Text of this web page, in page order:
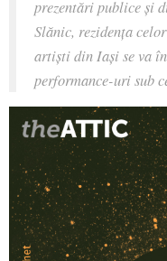
prezentări publice și
Slănic, rezidența
artiști din Iași se va
performance-uri